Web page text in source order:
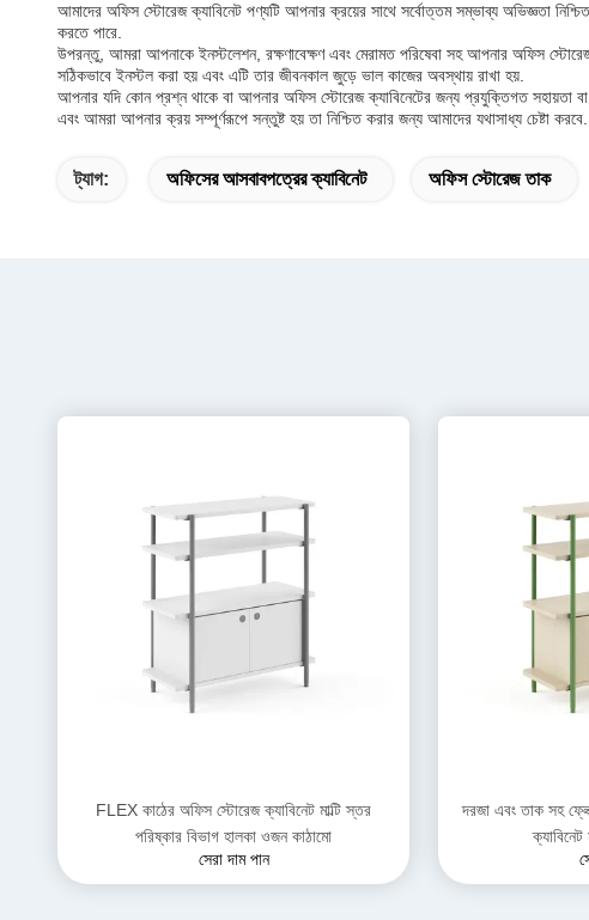
আমাদের অফিস স্টোরেজ ক্যাবিনেট পণ্যটি আপনার ক্রয়ের সাথে সর্বোত্তম সম্ভাব্য অভিজ্ঞতা
করতে পারে.
উপরন্তু, আমরা আপনাকে ইনস্টলেশন, রক্ষণাবেক্ষণ এবং মেরামত পরিষেবা সহ আপনার অফিস
সঠিকভাবে ইনস্টল করা হয় এবং এটি তার জীবনকাল জুড়ে ভাল কাজের অবস্থায় রাখা হয়.
আপনার যদি কোন প্রশ্ন থাকে বা আপনার অফিস স্টোরেজ ক্যাবিনেটের জন্য প্রযুক্তিগত সহায়তা
এবং আমরা আপনার ক্রয় সম্পূর্ণরূপে সন্তুষ্ট হয় তা নিশ্চিত করার জন্য আমাদের যথাসাধ্য চেষ্টা করবে.
ট্যাগ: অফিসের আসবাবপত্রের ক্যাবিনেট অফিস স্টোরেজ তাক
FLEX কাঠের অফিস স্টোরেজ ক্যাবিনেট মাল্টি স্তর
পরিষ্কার বিভাগ হালকা ওজন কাঠামো
সেরা দাম পান
দরজা এবং তাক সহ
ক্যাবিনেট